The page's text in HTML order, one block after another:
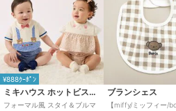
¥888ｸｰﾎﾟﾝ
ミキハウス ホットビスケッツ
フォーマル風 スタイ＆ブルマ
ブランシェス
【miffy/ミッフィー/